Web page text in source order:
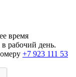
время
рабочий день.
+7 923 111 53